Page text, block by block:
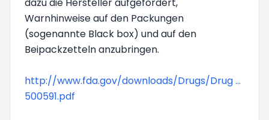
Warnhinweise auf den Packungen
(sogenannte Black box) und auf den
Beipackzetteln anzubringen.
http://www.fda.gov/downloads/Drugs/Drug ...
500591.pdf